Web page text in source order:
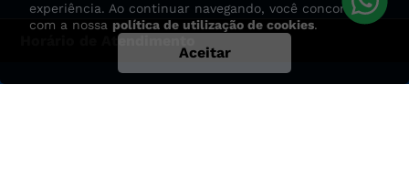
experiência. Ao continuar navegando, você concorda
com a nossa política de utilização de cookies.
Aceitar
Horário de Atendimento